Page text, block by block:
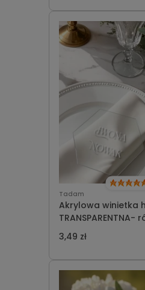
Tadam
Akrylowa winietka
TRANSPARENTNA-
3,49 zł